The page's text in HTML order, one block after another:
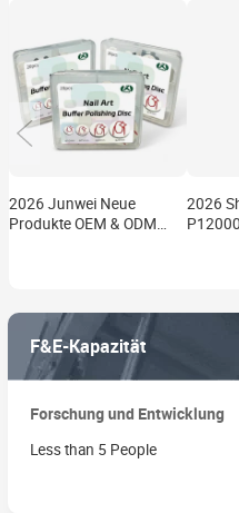
2026 Junwei Neue
Produkte OEM & ODM
2026
F&E-Kapazität
Forschung und Entwicklung
Less than 5 People